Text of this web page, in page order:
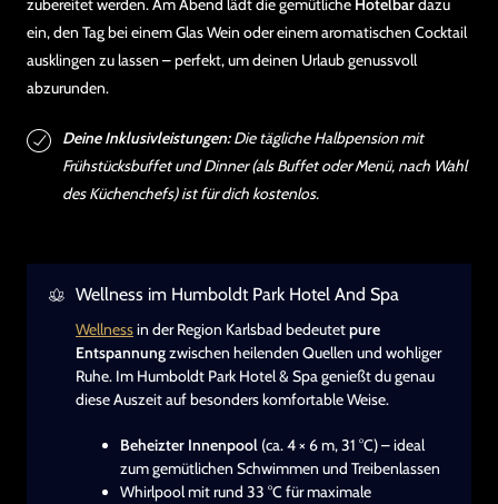
zubereitet werden. Am Abend lädt die gemütliche Hotelbardazu
ein, den Tag bei einem Glas Wein oder einem aromatischen Cocktail
ausklingen zu lassen – perfekt, um deinen Urlaub genussvoll
abzurunden.
Deine Inklusivleistungen:Die tägliche Halbpension mit
Frühstücksbuffet und Dinner (als Buffet oder Menü, nach Wahl
des Küchenchefs) ist für dich kostenlos.
Wellness im Humboldt Park Hotel And Spa
Wellnessin der Region Karlsbad bedeutetpure
Entspannungzwischen heilenden Quellen und wohliger
Ruhe. Im Humboldt Park Hotel & Spa genießt du genau
diese Auszeit auf besonders komfortable Weise.
Beheizter Innenpool (ca. 4 × 6 m, 31 °C) – ideal
zum gemütlichen Schwimmen und Treibenlassen
Whirlpool mit rund 33 °C für maximale